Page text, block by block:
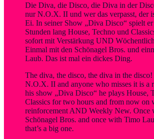
Die Diva, die Disco, die Diva in der
nur N.O.X. II und wer das verpasst, der
Ei. In seiner Show „Diva Disco“ spielt
Stunden lang House, Techno und
sofort mit Verstärkung UND
Einmal mit den Schönagel Bros. und
Laub. Das ist mal ein dickes Ding.
The diva, the disco, the diva in the
N.O.X. II and anyone who misses it is a
his show „Diva Disco“ he plays House,
Classics for two hours and from now on
reinforcement AND Weekly New. Once
Schönagel Bros. and once with Timo
that’s a big one.